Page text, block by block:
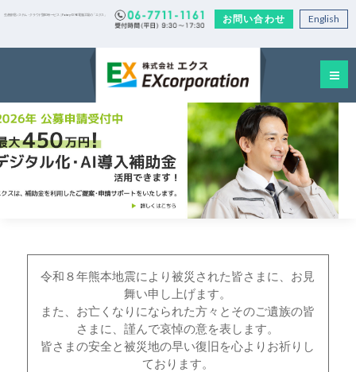
お問い合わせ English
生産管理システム・クラウド型EDIサービス｜Factory-ONE 電脳工場の「エクス」
令和８年熊本地震により被災された皆さまに、お見
舞い申し上げます。
また、お亡くなりになられた方々とそのご遺族の皆
さまに、謹んで哀悼の意を表します。
皆さまの安全と被災地の早い復旧を心よりお祈りし
ております。